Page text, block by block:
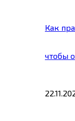
Как
чтобы